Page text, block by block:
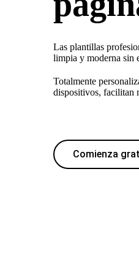
Las plantillas
limpia y moderna sin
Totalmente
dispositivos, facilitan
Comienza